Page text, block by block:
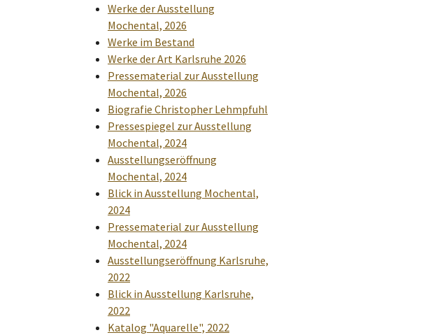
Werke der Ausstellung
Mochental, 2026
Werke im Bestand
Werke der Art Karlsruhe 2026
Pressematerial zur Ausstellung
Mochental, 2026
Biografie Christopher Lehmpfuhl
Pressespiegel zur Ausstellung
Mochental, 2024
Ausstellungseröffnung
Mochental, 2024
Blick in Ausstellung Mochental,
2024
Pressematerial zur Ausstellung
Mochental, 2024
Ausstellungseröffnung Karlsruhe,
2022
Blick in Ausstellung Karlsruhe,
2022
Katalog "Aquarelle", 2022